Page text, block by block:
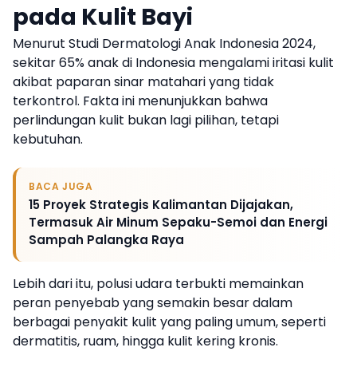
pada Kulit Bayi
Menurut Studi Dermatologi Anak Indonesia 2024,
sekitar 65% anak di Indonesia mengalami iritasi kulit
akibat paparan sinar matahari yang tidak
terkontrol. Fakta ini menunjukkan bahwa
perlindungan kulit bukan lagi pilihan, tetapi
kebutuhan.
BACA JUGA
15 Proyek Strategis Kalimantan Dijajakan,
Termasuk Air Minum Sepaku-Semoi dan Energi
Sampah Palangka Raya
Lebih dari itu, polusi udara terbukti memainkan
peran penyebab yang semakin besar dalam
berbagai penyakit kulit yang paling umum, seperti
dermatitis, ruam, hingga kulit kering kronis.